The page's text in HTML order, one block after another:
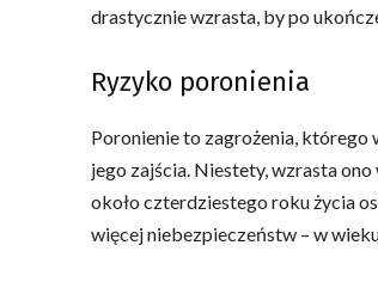
drastycznie wzrasta, by po
Ryzyko poronienia
Poronienie to zagrożenia, którego
jego zajścia. Niestety, wzrasta
około czterdziestego roku życia
więcej niebezpieczeństw – w